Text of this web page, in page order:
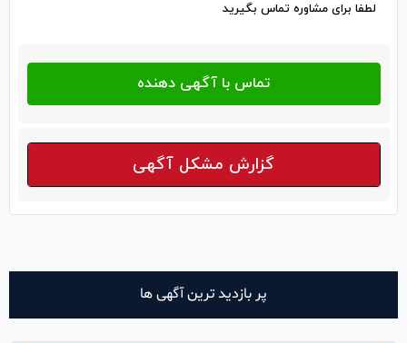
لطفا برای مشاوره تماس بگیرید
گزارش مشکل آگهی
پر بازدید ترین آگهی ها